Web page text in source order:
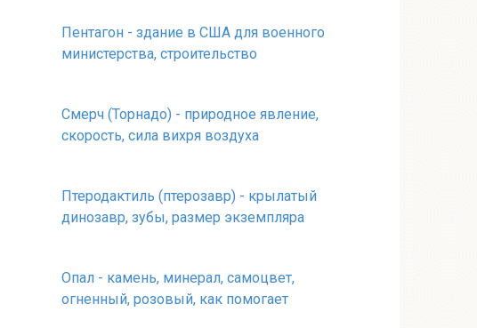
Пентагон - здание в США для военного
министерства, строительство
Смерч (Торнадо) - природное явление,
скорость, сила вихря воздуха
Птеродактиль (птерозавр) - крылатый
динозавр, зубы, размер экземпляра
Опал - камень, минерал, самоцвет,
огненный, розовый, как помогает